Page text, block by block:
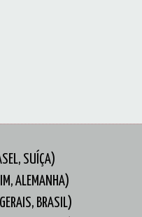
SUÍÇA)
ALEMANHA)
BRASIL)